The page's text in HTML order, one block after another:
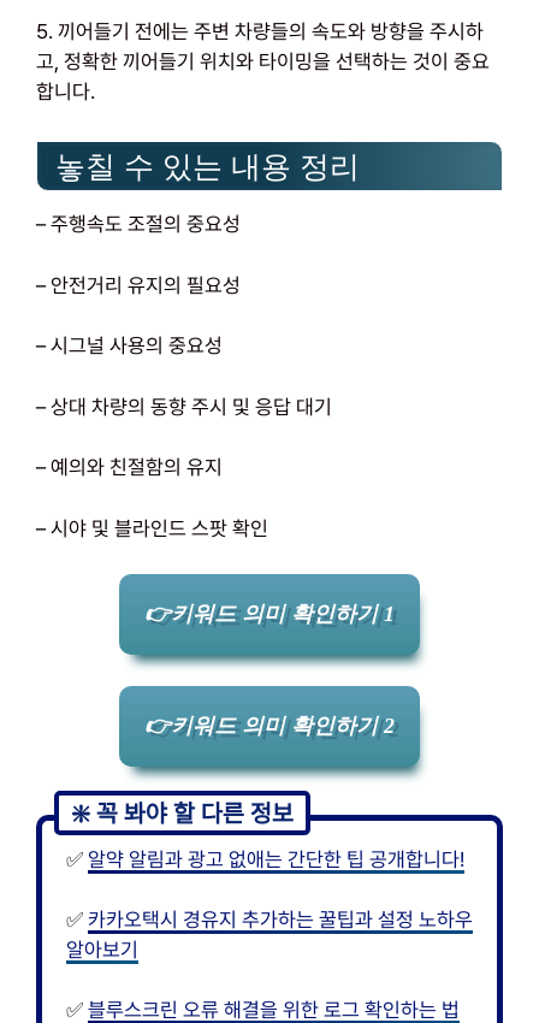
5. 끼어들기 전에는 주변 차량들의 속도와 방향을 주시하
고, 정확한 끼어들기 위치와 타이밍을 선택하는 것이 중요
합니다.
놓칠 수 있는 내용 정리
– 주행속도 조절의 중요성
– 안전거리 유지의 필요성
– 시그널 사용의 중요성
– 상대 차량의 동향 주시 및 응답 대기
– 예의와 친절함의 유지
– 시야 및 블라인드 스팟 확인
👉키워드 의미 확인하기 1
👉키워드 의미 확인하기 2
✅ 알약 알림과 광고 없애는 간단한 팁 공개합니다!
✅ 카카오택시 경유지 추가하는 꿀팁과 설정 노하우
알아보기
✅ 블루스크린 오류 해결을 위한 로그 확인하는 법